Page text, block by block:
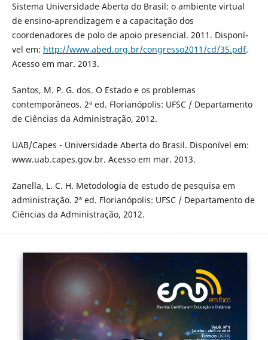
Sistema Universidade Aberta do Brasil: o ambiente virtual
de ensino-aprendizagem e a capacitação dos
coordenadores de polo de apoio presencial. 2011. Disponí­
vel em: http://www.abed.org.br/congresso2011/cd/35.pdf.
Acesso em mar. 2013.
Santos, M. P. G. dos. O Estado e os problemas
contemporâneos. 2ª ed. Florianópolis: UFSC / Departamento
de Ciências da Administração, 2012.
UAB/Capes - Universidade Aberta do Brasil. Disponí­vel em:
www.uab.capes.gov.br. Acesso em mar. 2013.
Zanella, L. C. H. Metodologia de estudo de pesquisa em
administração. 2ª ed. Florianópolis: UFSC / Departamento de
Ciências da Administração, 2012.